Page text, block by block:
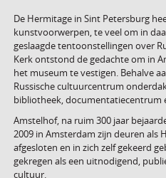
De Hermitage in Sint Petersburg
kunstvoorwerpen, te veel om in
geslaagde tentoonstellingen over
Kerk ontstond de gedachte om in
het museum te vestigen. Behalve
Russische cultuurcentrum
bibliotheek, documentatiecentrum
Amstelhof, na ruim 300 jaar
2009 in Amsterdam zijn deuren als
afgesloten en in zich zelf gekeerd
gekregen als een uitnodigend,
cultuur.